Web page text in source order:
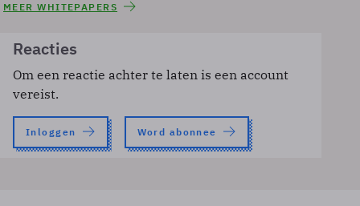
MEER WHITEPAPERS
Reacties
Om een reactie achter te laten is een account
vereist.
Inloggen Word abonnee